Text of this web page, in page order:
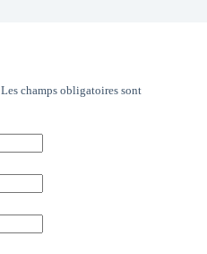
Les champs obligatoires sont